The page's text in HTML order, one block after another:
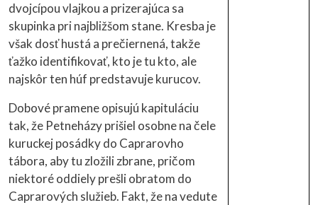
dvojcípou vlajkou a prizerajúca sa
skupinka pri najbližšom stane. Kresba je
však dosť hustá a prečiernená, takže
ťažko identifikovať, kto je tu kto, ale
najskôr ten húf predstavuje kurucov.
Dobové pramene opisujú kapituláciu
tak, že Petneházy prišiel osobne na čele
kuruckej posádky do Caprarovho
tábora, aby tu zložili zbrane, pričom
niektoré oddiely prešli obratom do
Caprarových služieb. Fakt, že na vedute